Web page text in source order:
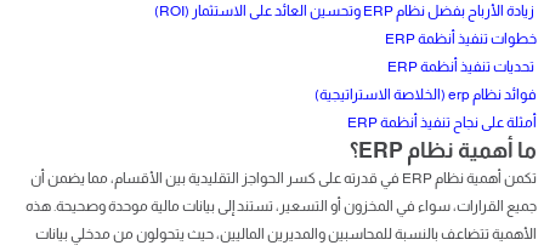
زيادة الأرباح بفضل نظام ERP وتحسين العائد على الاستثمار (ROI)
خطوات تنفيذ أنظمة ERP
تحديات تنفيذ أنظمة ERP
فوائد نظام erp (الخلاصة الاستراتيجية)
أمثلة على نجاح تنفيذ أنظمة ERP
ما أهمية نظام ERP؟
تكمن أهمية نظام ERP في قدرته على كسر الحواجز التقليدية بين الأقسام، مما يضمن أن
جميع القرارات، سواء في المخزون أو التسعير، تستند إلى بيانات مالية موحدة وصحيحة. هذه
الأهمية تتضاعف بالنسبة للمحاسبين والمديرين الماليين، حيث يتحولون من مدخلي بيانات